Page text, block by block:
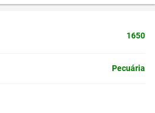
1650
Pecuária